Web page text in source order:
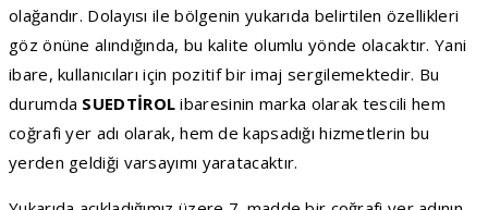
olağandır. Dolayısı ile bölgenin yukarıda belirtilen özellikleri
göz önüne alındığında, bu kalite olumlu yönde olacaktır. Yani
ibare, kullanıcıları için pozitif bir imaj sergilemektedir. Bu
durumda SUEDTİROLibaresinin marka olarak tescili hem
coğrafi yer adı olarak, hem de kapsadığı hizmetlerin bu
yerden geldiği varsayımı yaratacaktır.